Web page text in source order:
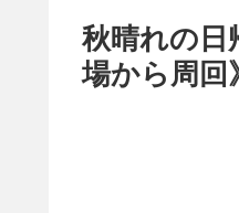
秋晴れの日
場から周回